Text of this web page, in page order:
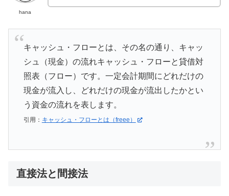
hana
キャッシュ・フローとは、その名の通り、キャッ
シュ（現金）の流れキャッシュ・フローと貸借対
照表（フロー）です。一定会計期間にどれだけの
現金が流入し、どれだけの現金が流出したかとい
う資金の流れを表します。
引用： キャッシュ・フローとは（freee）
直接法と間接法